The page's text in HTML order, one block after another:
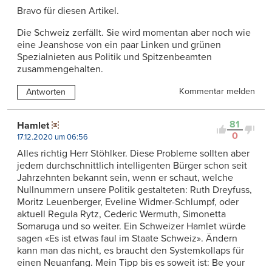
Bravo für diesen Artikel.
Die Schweiz zerfällt. Sie wird momentan aber noch wie
eine Jeanshose von ein paar Linken und grünen
Spezialnieten aus Politik und Spitzenbeamten
zusammengehalten.
Antworten Kommentar melden
81
0
Hamlet
17.12.2020 um 06:56
Alles richtig Herr Stöhlker. Diese Probleme sollten aber
jedem durchschnittlich intelligenten Bürger schon seit
Jahrzehnten bekannt sein, wenn er schaut, welche
Nullnummern unsere Politik gestalteten: Ruth Dreyfuss,
Moritz Leuenberger, Eveline Widmer-Schlumpf, oder
aktuell Regula Rytz, Cederic Wermuth, Simonetta
Somaruga und so weiter. Ein Schweizer Hamlet würde
sagen «Es ist etwas faul im Staate Schweiz». Ändern
kann man das nicht, es braucht den Systemkollaps für
einen Neuanfang. Mein Tipp bis es soweit ist: Be your